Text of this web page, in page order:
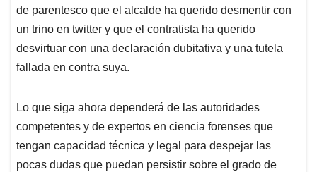
de parentesco que el alcalde ha querido desmentir con
un trino en twitter y que el contratista ha querido
desvirtuar con una declaración dubitativa y una tutela
fallada en contra suya.
Lo que siga ahora dependerá de las autoridades
competentes y de expertos en ciencia forenses que
tengan capacidad técnica y legal para despejar las
pocas dudas que puedan persistir sobre el grado de